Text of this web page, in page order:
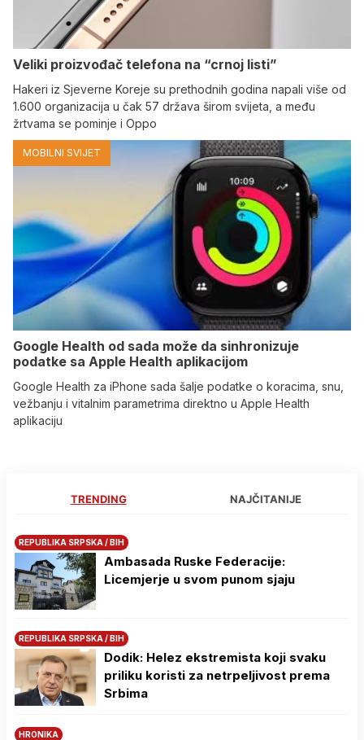
Veliki proizvođač telefona na “crnoj listi”
Hakeri iz Sjeverne Koreje su prethodnih godina napali više od
1.600 organizacija u čak 57 država širom svijeta, a među
žrtvama se pominje i Oppo
MOBILNI SVIJET
Google Health od sada može da sinhronizuje
podatke sa Apple Health aplikacijom
Google Health za iPhone sada šalje podatke o koracima, snu,
vežbanju i vitalnim parametrima direktno u Apple Health
aplikaciju
TRENDING NAJČITANIJE
REPUBLIKA SRPSKA / BIH
Ambasada Ruske Federacije:
Licemjerje u svom punom sjaju
REPUBLIKA SRPSKA / BIH
Dodik: Helez ekstremista koji svaku
priliku koristi za netrpeljivost prema
Srbima
HRONIKA